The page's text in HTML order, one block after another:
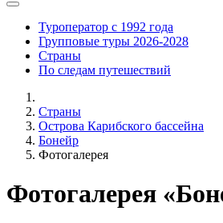
Туроператор с 1992 года
Групповые туры 2026-2028
Страны
По следам путешествий
Страны
Острова Карибского бассейна
Бонейр
Фотогалерея
Фотогалерея